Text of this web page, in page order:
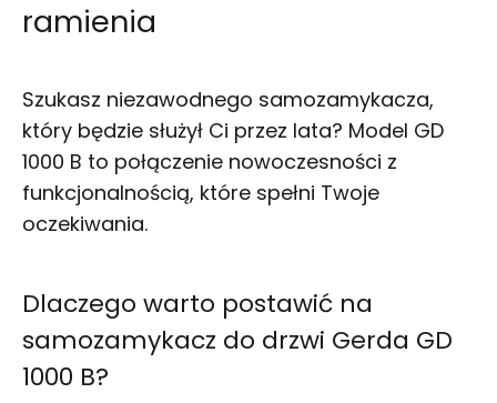
ramienia
Szukasz niezawodnego samozamykacza,
który będzie służył Ci przez lata? Model GD
1000 B to połączenie nowoczesności z
funkcjonalnością, które spełni Twoje
oczekiwania.
Dlaczego warto postawić na
samozamykacz do drzwi Gerda GD
1000 B?